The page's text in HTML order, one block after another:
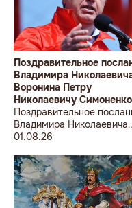
Поздравительное
Владимира
Воронина Петру
Николаевичу Симоненко
Поздравительное
Владимира Николаевича
Воронина Петру
01.08.26